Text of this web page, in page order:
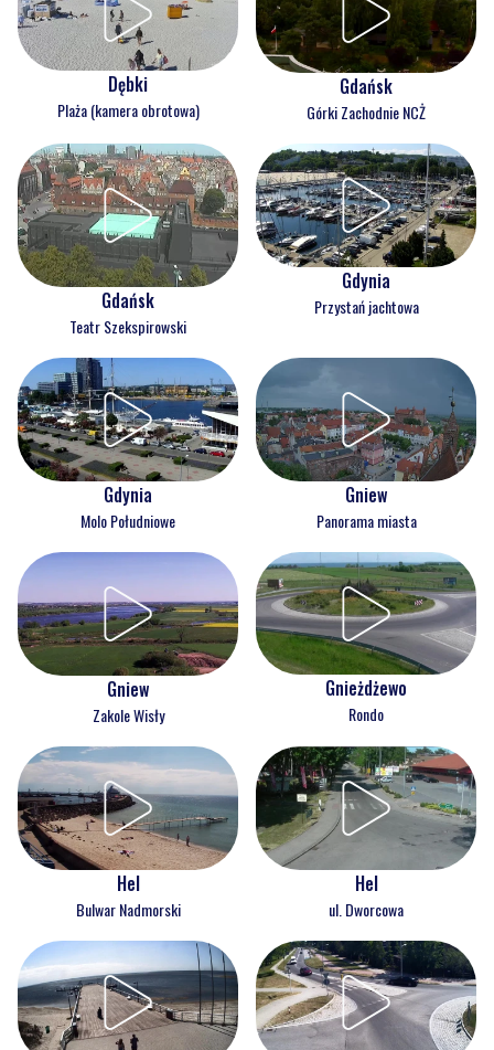
Dębki
Plaża (kamera obrotowa)
Gdańsk
Górki Zachodnie NCŻ
Gdańsk
Teatr Szekspirowski
Gdynia
Przystań jachtowa
Gdynia
Molo Południowe
Gniew
Panorama miasta
Gniew
Zakole Wisły
Gnieżdżewo
Rondo
Hel
Bulwar Nadmorski
Hel
ul. Dworcowa